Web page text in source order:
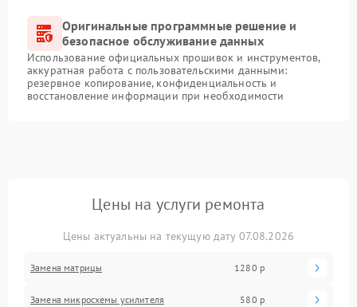
Оригинальные программные решение и
безопасное обслуживание данных
Использование официальных прошивок и инструментов,
аккуратная работа с пользовательскими данными:
резервное копирование, конфиденциальность и
восстановление информации при необходимости
Цены на услуги ремонта
Цены актуальны на текущую дату 07.08.2026
Замена матрицы 1280 р
Замена микросхемы усилителя 580 р